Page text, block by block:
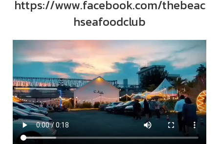
https://www.facebook.com/thebeac
hseafoodclub